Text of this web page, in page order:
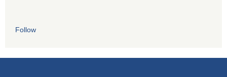
Follow